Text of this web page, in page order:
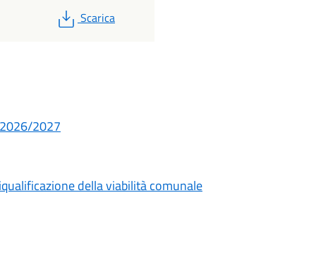
PDF
Scarica
2027
della viabilità comunale